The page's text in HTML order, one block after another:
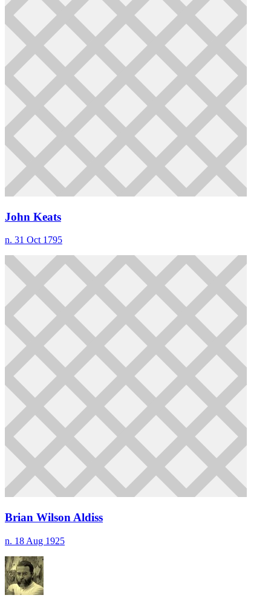
John Keats
n. 31 Oct 1795
Brian Wilson Aldiss
n. 18 Aug 1925